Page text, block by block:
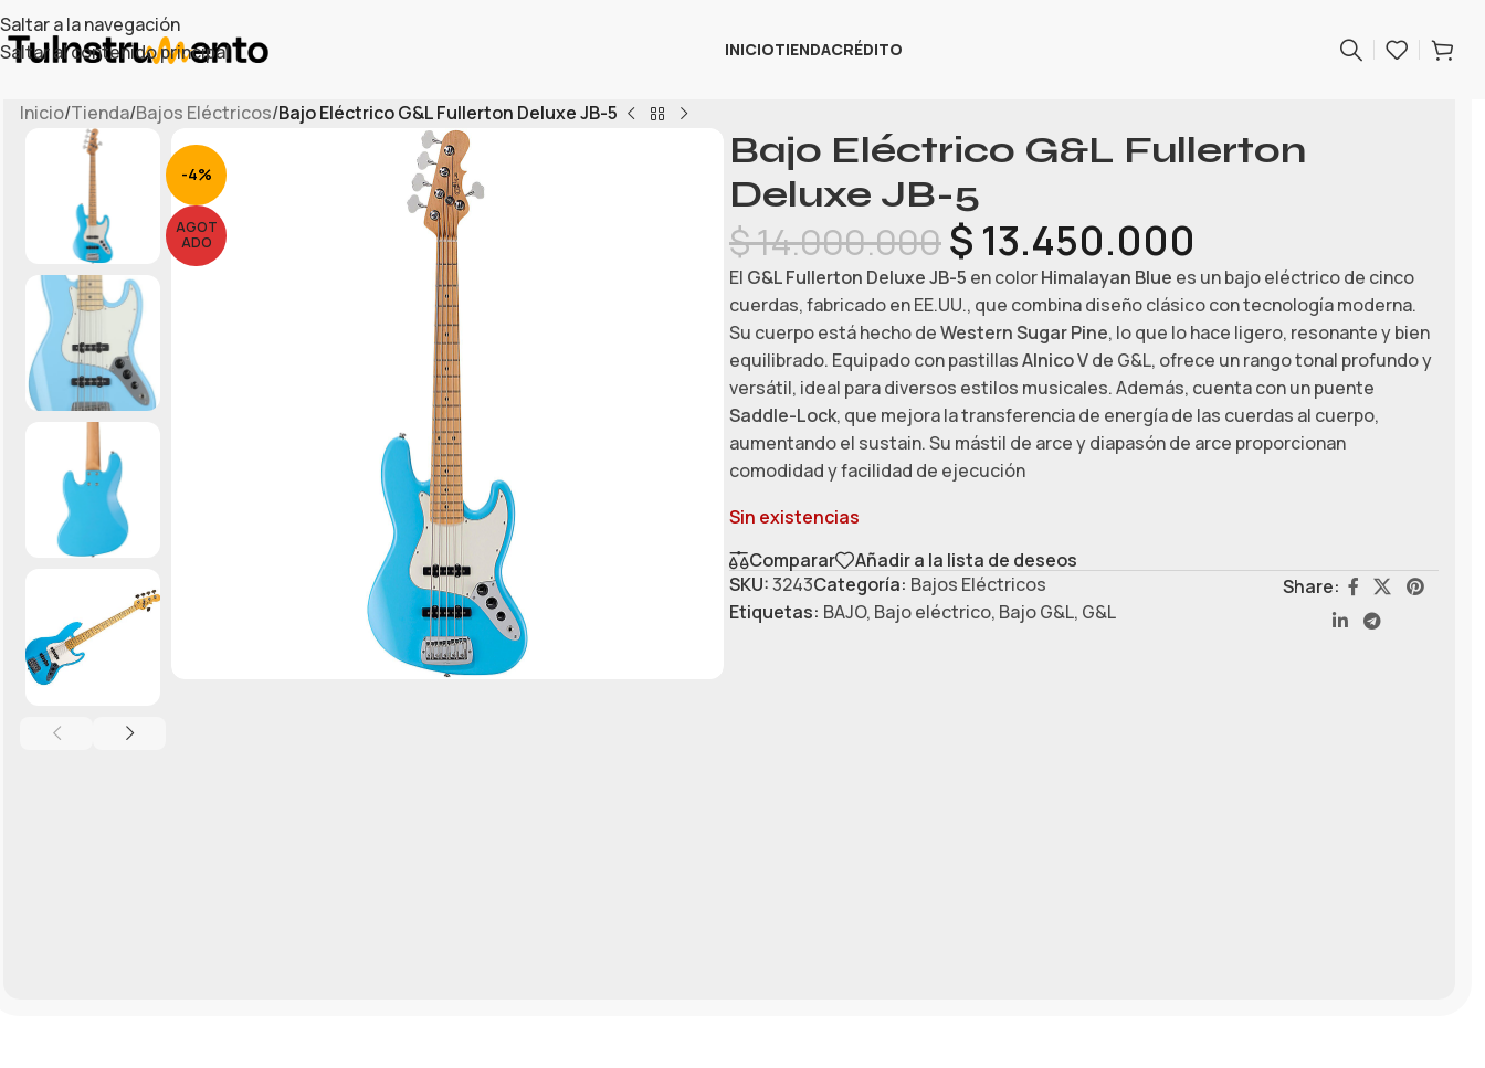
Saltar a la navegación
Saltar al contenido principal
INICIOTIENDACRÉDITO
Inicio/Tienda/Bajos Eléctricos/Bajo Eléctrico G&L Fullerton Deluxe JB-5
-4%
AGOT
ADO
Bajo Eléctrico G&L Fullerton
Deluxe JB-5
$14.000.000$ 13.450.000
El G&L Fullerton Deluxe JB-5 en colorHimalayan Blue es un bajo eléctrico de cinco
cuerdas, fabricado en EE.UU., que combina diseño clásico con tecnología moderna.
Su cuerpo está hecho deWestern Sugar Pine, lo que lo hace ligero, resonante y bien
equilibrado. Equipado con pastillasAlnico Vde G&L, ofrece un rango tonal profundo y
versátil, ideal para diversos estilos musicales. Además, cuenta con un puente
Saddle-Lock, que mejora la transferencia de energía de las cuerdas al cuerpo,
aumentando el sustain. Su mástil de arce y diapasón de arce proporcionan
comodidad y facilidad de ejecución
Sin existencias
Comparar
Añadir a la lista de deseos
SKU:3243Categoría: Bajos Eléctricos
Etiquetas: BAJO, Bajo eléctrico, Bajo G&L, G&L
Share: